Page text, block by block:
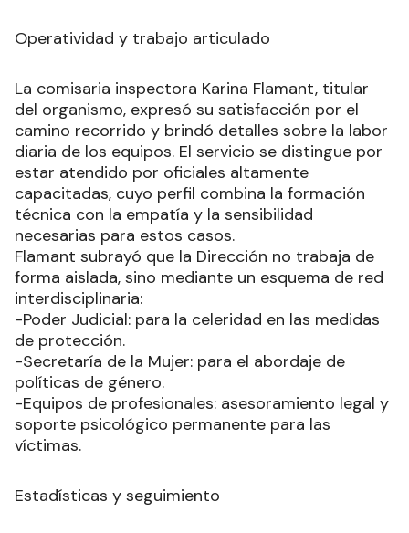
Operatividad y trabajo articulado
La comisaria inspectora Karina Flamant, titular
del organismo, expresó su satisfacción por el
camino recorrido y brindó detalles sobre la labor
diaria de los equipos. El servicio se distingue por
estar atendido por oficiales altamente
capacitadas, cuyo perfil combina la formación
técnica con la empatía y la sensibilidad
necesarias para estos casos.
Flamant subrayó que la Dirección no trabaja de
forma aislada, sino mediante un esquema de red
interdisciplinaria:
-Poder Judicial: para la celeridad en las medidas
de protección.
-Secretaría de la Mujer: para el abordaje de
políticas de género.
-Equipos de profesionales: asesoramiento legal y
soporte psicológico permanente para las
víctimas.
Estadísticas y seguimiento